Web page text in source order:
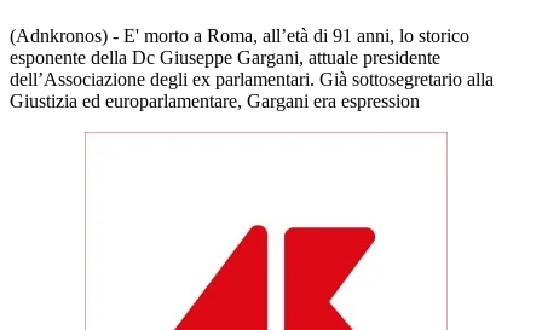
(Adnkronos) - E' morto a Roma, all’età di 91 anni, lo storico
esponente della Dc Giuseppe Gargani, attuale presidente
dell’Associazione degli ex parlamentari. Già sottosegretario alla
Giustizia ed europarlamentare, Gargani era espression